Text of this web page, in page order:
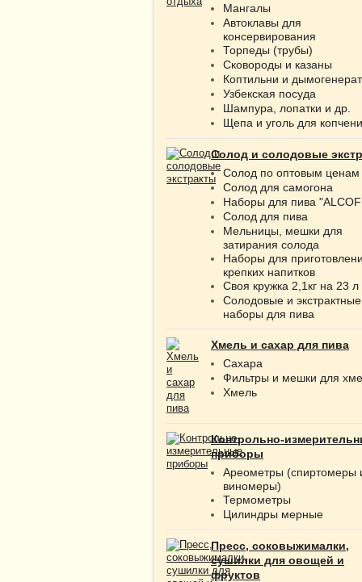
Мангалы
Автоклавы для
консервирования
Торпеды (трубы)
Сковороды и казаны
Коптильни и
Узбекская посуда
Шампура, лопатки и др.
Щепа и уголь для
Солод и солодовые
Солод по оптовым ценам
Солод для самогона
Наборы для пива
Солод для пива
Мельницы, мешки для
затирания солода
Наборы для
крепких напитков
Своя кружка 2,1кг на 23 л
Солодовые и экстрактные
наборы для пива
Хмель и сахар для пива
Сахара
Фильтры и мешки для
Хмель
Контрольно-
приборы
Ареометры (спиртомеры
виномеры)
Термометры
Цилиндры мерные
Пресс, соковыжималки,
сушилки для овощей и
фруктов